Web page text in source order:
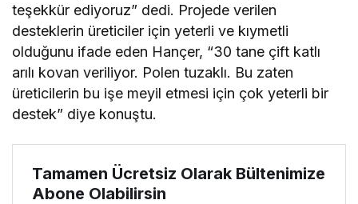
teşekkür ediyoruz” dedi. Projede verilen
desteklerin üreticiler için yeterli ve kıymetli
olduğunu ifade eden Hançer, “30 tane çift katlı
arılı kovan veriliyor. Polen tuzaklı. Bu zaten
üreticilerin bu işe meyil etmesi için çok yeterli bir
destek” diye konuştu.
Tamamen Ücretsiz Olarak Bültenimize
Abone Olabilirsin